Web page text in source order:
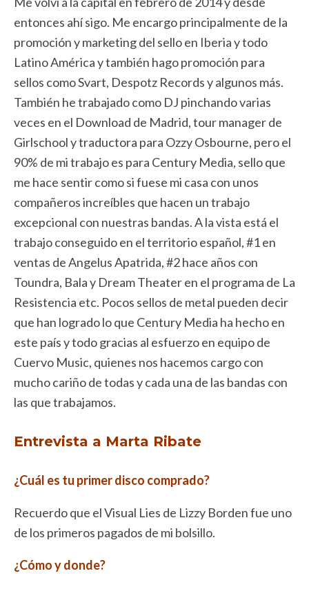
entonces ahí sigo. Me encargo principalmente de la
promoción y marketing del sello en Iberia y todo
Latino América y también hago promoción para
sellos como Svart, Despotz Records y algunos más.
También he trabajado como DJ pinchando varias
veces en el Download de Madrid, tour manager de
Girlschool y traductora para Ozzy Osbourne, pero el
90% de mi trabajo es para Century Media, sello que
me hace sentir como si fuese mi casa con unos
compañeros increíbles que hacen un trabajo
excepcional con nuestras bandas. A la vista está el
trabajo conseguido en el territorio español, #1 en
ventas de Angelus Apatrida, #2 hace años con
Toundra, Bala y Dream Theater en el programa de La
Resistencia etc. Pocos sellos de metal pueden decir
que han logrado lo que Century Media ha hecho en
este país y todo gracias al esfuerzo en equipo de
Cuervo Music, quienes nos hacemos cargo con
mucho cariño de todas y cada una de las bandas con
las que trabajamos.
Entrevista a Marta Ribate
¿Cuál es tu primer disco comprado?
Recuerdo que el Visual Lies de Lizzy Borden fue uno
de los primeros pagados de mi bolsillo.
¿Cómo y donde?